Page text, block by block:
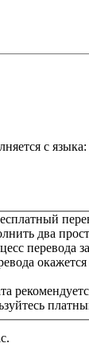
с языка:
два
перевода